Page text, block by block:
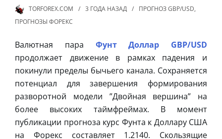
TORFOREX.COM 3 ГОДА НАЗАД ПРОГНОЗ GBP/USD,
ПРОГНОЗЫ ФОРЕКС
Валютная пара Фунт Доллар GBP/USD
продолжает движение в рамках падения и
покинули пределы бычьего канала. Сохраняется
потенциал для завершения формирования
разворотной модели ”Двойная вершина” на
более высоких таймфреймах. В момент
публикации прогноза курс Фунта к Доллару США
на Форекс составляет 1.2140. Скользящие